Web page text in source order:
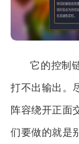
它的控制
打不出输出。
阵容绕开正面
们要做的就是